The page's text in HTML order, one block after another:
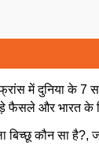
में दुनिया के 7
फैसले और भारत के
बिच्छू कौन सा है?,